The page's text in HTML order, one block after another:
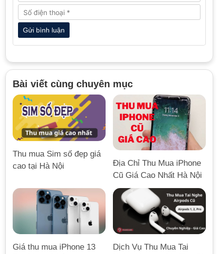
Bài viết cùng chuyên mục
Thu mua Sim số đẹp giá
cao tại Hà Nội
Địa Chỉ Thu Mua iPhone
Cũ Giá Cao Nhất Hà Nội
Giá thu mua iPhone 13
Dịch Vụ Thu Mua Tai